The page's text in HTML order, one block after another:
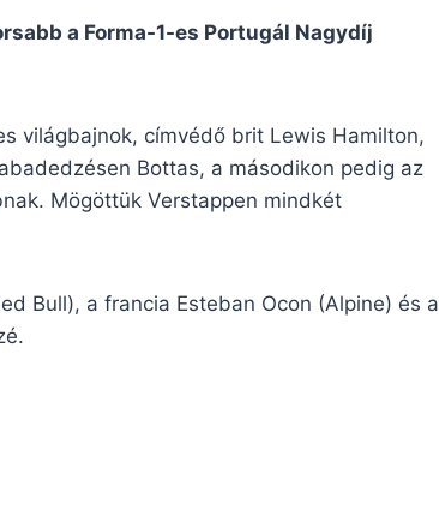
a Forma-1-es Portugál Nagydíj
világbajnok, címvédő brit Lewis Hamilton,
Bottas, a másodikon pedig az
Mögöttük Verstappen mindkét
Bull), a francia Esteban Ocon (Alpine) és a